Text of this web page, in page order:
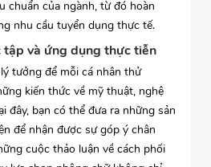
chuẩn của ngành, từ đó hoàn
nhu cầu tuyển dụng thực tế.
tập và ứng dụng thực tiễn
tưởng để mỗi cá nhân thử
kiến thức về mỹ thuật, nghệ
đây, bạn có thể đưa ra những sản
để nhận được sự góp ý chân
cuộc thảo luận về cách phối